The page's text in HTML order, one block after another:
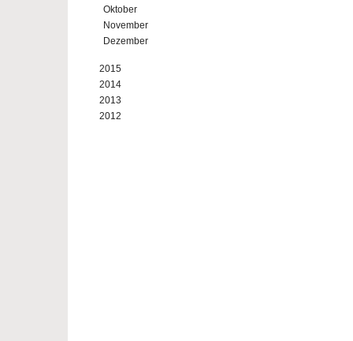
Oktober
November
Dezember
2015
2014
2013
2012